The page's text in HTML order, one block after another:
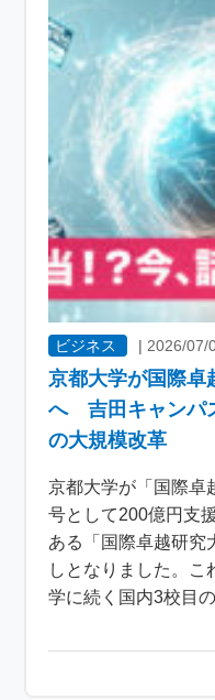
ビジネス | 2026/07/
京都大学が国際卓
へ 吉田キャンパ
の大規模改革
京都大学が「国際
号として200億円支
ある「国際卓越研究
しとなりました。こ
学に続く国内3校目